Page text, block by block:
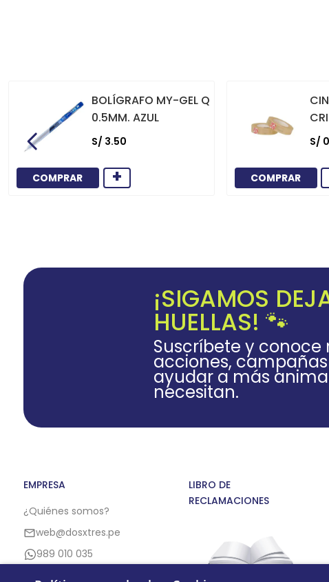
BOLÍGRAFO MY-GEL Q
0.5MM. AZUL
S/ 3.50
COMPRAR +
X
S/ 0
COMPRAR
¡SIGAMOS
HUELLAS! 🐾
Suscríbete y conoce
acciones,
ayudar a más
necesitan.
EMPRESA
¿Quiénes somos?
web@dosxtres.pe
989 010 035
LIBRO DE
RECLAMACIONES